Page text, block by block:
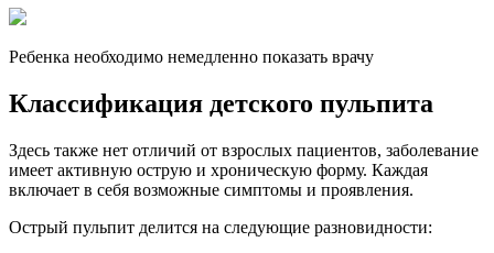
Ребенка необходимо немедленно показать врачу
Классификация детского пульпита
Здесь также нет отличий от взрослых пациентов, заболевание
имеет активную острую и хроническую форму. Каждая
включает в себя возможные симптомы и проявления.
Острый пульпит делится на следующие разновидности: